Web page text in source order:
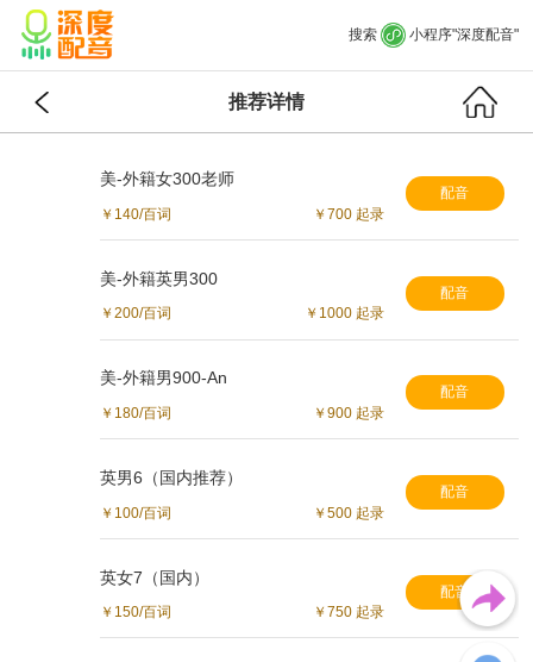
搜索 小程序"深度配音"
推荐详情
美-外籍女300老师
￥140/百词 ￥700 起录
配音
美-外籍英男300
￥200/百词 ￥1000 起录
配音
美-外籍男900-An
￥180/百词 ￥900 起录
配音
英男6（国内推荐）
￥100/百词 ￥500 起录
配音
英女7（国内）
￥150/百词 ￥750 起录
配音